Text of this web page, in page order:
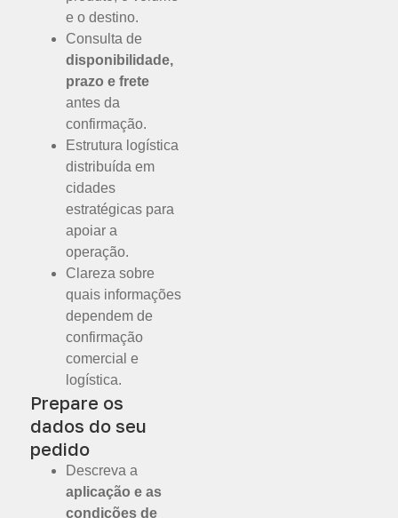
e o destino.
Consulta de
disponibilidade,
prazo e frete
antes da
confirmação.
Estrutura logística
distribuída em
cidades
estratégicas para
apoiar a
operação.
Clareza sobre
quais informações
dependem de
confirmação
comercial e
logística.
Prepare os
dados do seu
pedido
Descreva a
aplicação e as
condições de